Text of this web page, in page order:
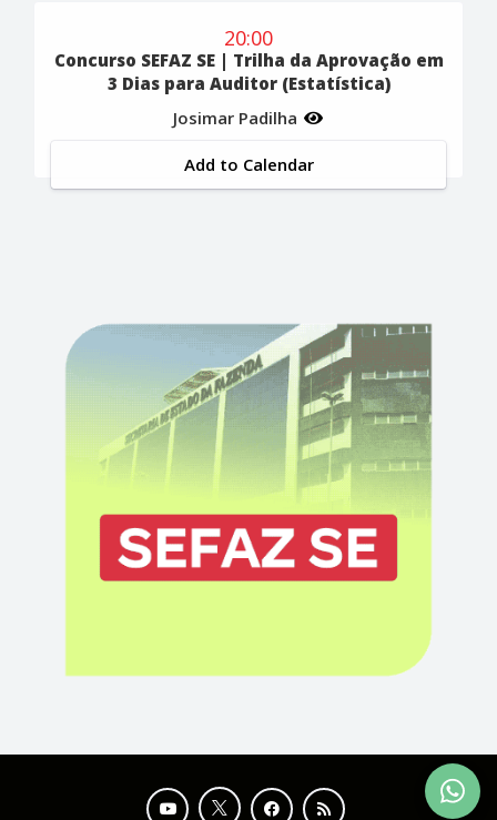
20:00
Concurso SEFAZ SE | Trilha da Aprovação em
3 Dias para Auditor (Estatística)
Josimar Padilha
Add to Calendar